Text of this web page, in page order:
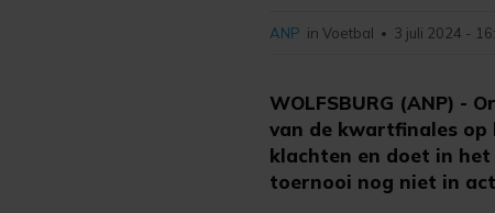
WOLFSBURG (ANP) -
van de kwartfinales op
klachten en doet in
toernooi nog niet in
ANP in Voetbal • 3 juli 2024 -